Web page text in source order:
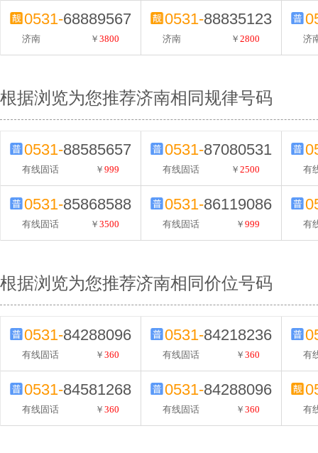
0531-68889567
济南 ￥3800
0531-88835123
济南 ￥2800 济
根据浏览为您推荐济南相同规律号码
0531-88585657
有线固话 ￥999
0531-87080531
有线固话 ￥2500 有
0531-85868588
有线固话 ￥3500
0531-86119086
有线固话 ￥999 有
根据浏览为您推荐济南相同价位号码
0531-84288096
有线固话 ￥360
0531-84218236
有线固话 ￥360 有
0531-84581268
有线固话 ￥360
0531-84288096
有线固话 ￥360 有